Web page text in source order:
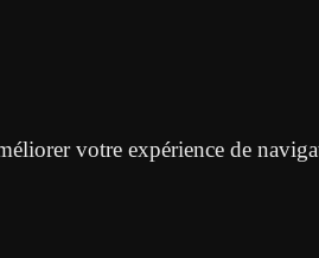
votre expérience de